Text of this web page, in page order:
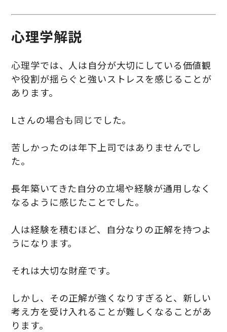
心理学解説
心理学では、人は自分が大切にしている価値観
や役割が揺らぐと強いストレスを感じることが
あります。
Lさんの場合も同じでした。
苦しかったのは年下上司ではありませんでし
た。
長年築いてきた自分の立場や経験が通用しなく
なるように感じたことでした。
人は経験を積むほど、自分なりの正解を持つよ
うになります。
それは大切な財産です。
しかし、その正解が強くなりすぎると、新しい
考え方を受け入れることが難しくなることがあ
ります。